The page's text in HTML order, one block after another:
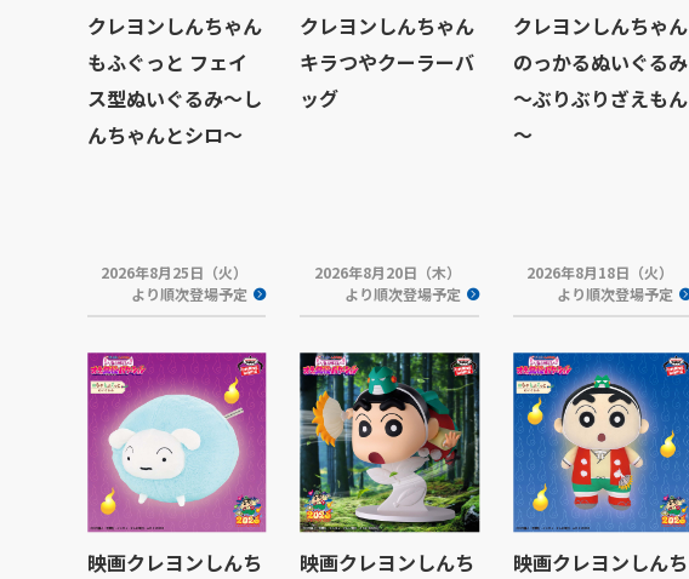
クレヨンしんちゃん
もふぐっと フェイ
ス型ぬいぐるみ～し
んちゃんとシロ～
2026年8月25日（火）
より順次登場予定
クレヨンしんちゃん
キラつやクーラーバ
ッグ
2026年8月20日（木）
より順次登場予定
クレヨンしんちゃん
のっかるぬいぐるみ
～ぶりぶりざえもん
～
2026年8月18日（火）
より順次登場予定
映画クレヨンしんち
映画クレヨンしんち
映画クレヨンしんち